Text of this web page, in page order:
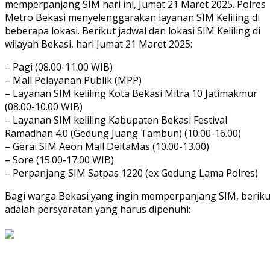
memperpanjang SIM hari ini, Jumat 21 Maret 2025. Polres
Metro Bekasi menyelenggarakan layanan SIM Keliling di
beberapa lokasi. Berikut jadwal dan lokasi SIM Keliling di
wilayah Bekasi, hari Jumat 21 Maret 2025:
– Pagi (08.00-11.00 WIB)
– Mall Pelayanan Publik (MPP)
– Layanan SIM keliling Kota Bekasi Mitra 10 Jatimakmur
(08.00-10.00 WIB)
– Layanan SIM keliling Kabupaten Bekasi Festival
Ramadhan 4.0 (Gedung Juang Tambun) (10.00-16.00)
– Gerai SIM Aeon Mall DeltaMas (10.00-13.00)
– Sore (15.00-17.00 WIB)
– Perpanjang SIM Satpas 1220 (ex Gedung Lama Polres)
Bagi warga Bekasi yang ingin memperpanjang SIM,
adalah persyaratan yang harus dipenuhi: